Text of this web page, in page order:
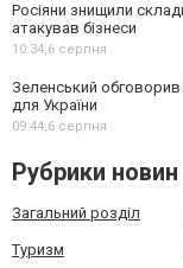
Росіяни знищили
атакував бізнеси
10:34,6 серпня
Зеленський
для України
09:44,6 серпня
Рубрики новин
Загальний розділ
Туризм